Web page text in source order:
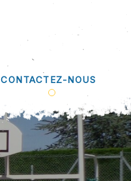
CONTACTEZ-NOUS